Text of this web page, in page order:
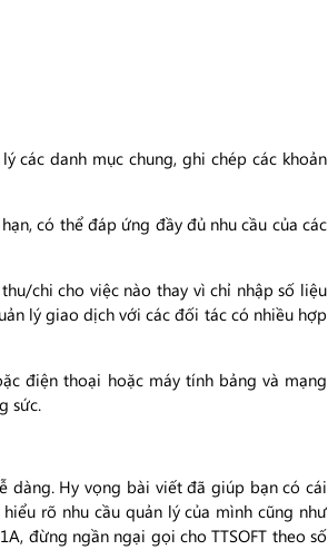
các danh mục chung, ghi chép các khoản
có thể đáp ứng đầy đủ nhu cầu của các
chi cho việc nào thay vì chỉ nhập số liệu
lý giao dịch với các đối tác có nhiều hợp
điện thoại hoặc máy tính bảng và mạng
sức.
dàng. Hy vọng bài viết đã giúp bạn có cái
rõ nhu cầu quản lý của mình cũng như
đừng ngần ngại gọi cho TTSOFT theo số